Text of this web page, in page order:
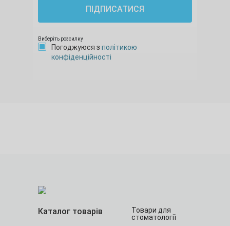
ПІДПИСАТИСЯ
Виберіть розсилку
Погоджуюся з політикою
конфіденційності
Каталог товарів
Товари для
стоматології